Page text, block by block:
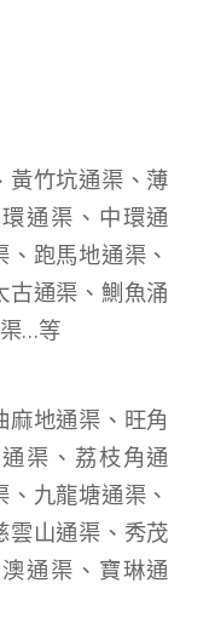
黃竹坑通渠、薄
通渠、中環通
跑馬地通渠、
古通渠、鰂魚涌
…等
麻地通渠、旺角
渠、荔枝角通
九龍塘通渠、
雲山通渠、秀茂
通渠、寶琳通